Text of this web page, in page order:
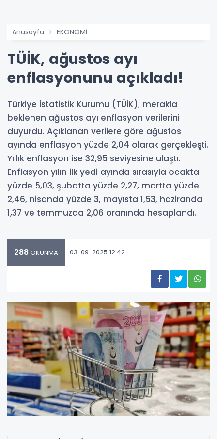
Anasayfa EKONOMİ
TÜİK, ağustos ayı
enflasyonunu açıkladı!
Türkiye İstatistik Kurumu (TÜİK), merakla
beklenen ağustos ayı enflasyon verilerini
duyurdu. Açıklanan verilere göre ağustos
ayında enflasyon yüzde 2,04 olarak gerçekleşti.
Yıllık enflasyon ise 32,95 seviyesine ulaştı.
Enflasyon yılın ilk yedi ayında sırasıyla ocakta
yüzde 5,03, şubatta yüzde 2,27, martta yüzde
2,46, nisanda yüzde 3, mayısta 1,53, haziranda
1,37 ve temmuzda 2,06 oranında hesaplandı.
288 OKUNMA 03-09-2025 12:42